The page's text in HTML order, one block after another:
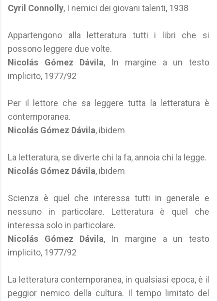
Cyril Connolly, I nemici dei giovani talenti, 1938
Appartengono alla letteratura tutti i libri che si
possono leggere due volte.
Nicolás Gómez Dávila, In margine a un testo
implicito, 1977/92
Per il lettore che sa leggere tutta la letteratura è
contemporanea.
Nicolás Gómez Dávila, ibidem
La letteratura, se diverte chi la fa, annoia chi la legge.
Nicolás Gómez Dávila, ibidem
Scienza è quel che interessa tutti in generale e
nessuno in particolare. Letteratura è quel che
interessa solo in particolare.
Nicolás Gómez Dávila, In margine a un testo
implicito, 1977/92
La letteratura contemporanea, in qualsiasi epoca, è il
peggior nemico della cultura. Il tempo limitato del